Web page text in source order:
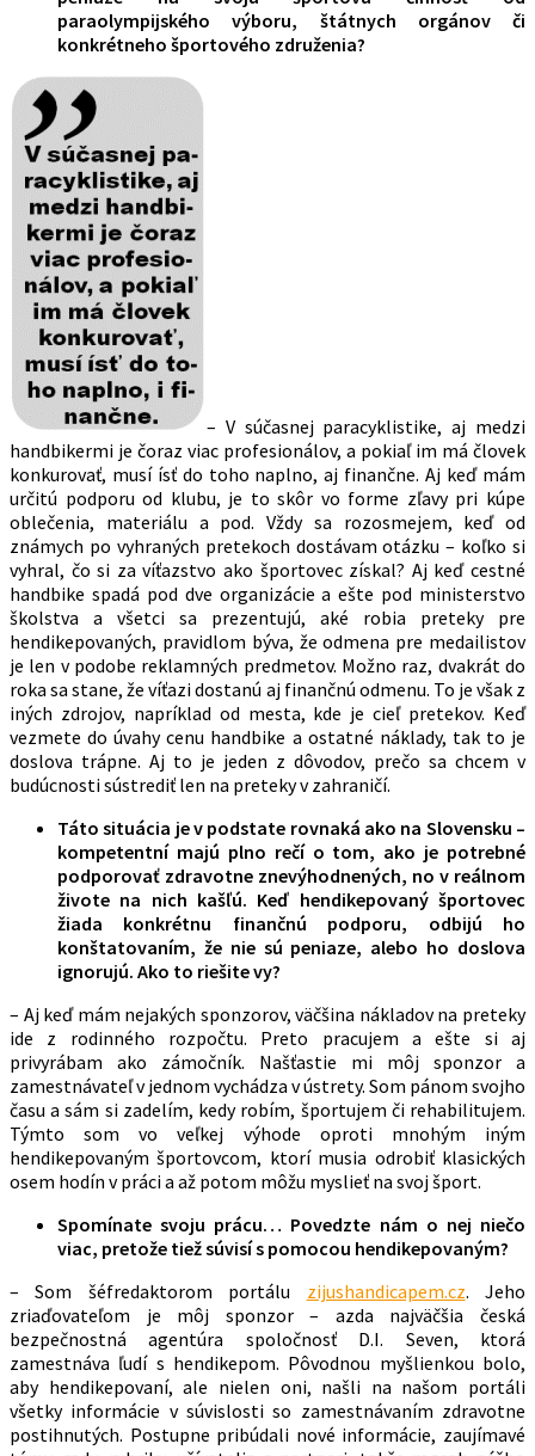
paraolympijského výboru, štátnych orgánov či
konkrétneho športového združenia?
– V súčasnej paracyklistike, aj medzi
handbikermi je čoraz viac profesionálov, a pokiaľ im má človek
konkurovať, musí ísť do toho naplno, aj finančne. Aj keď mám
určitú podporu od klubu, je to skôr vo forme zľavy pri kúpe
oblečenia, materiálu a pod. Vždy sa rozosmejem, keď od
známych po vyhraných pretekoch dostávam otázku – koľko si
vyhral, čo si za víťazstvo ako športovec získal? Aj keď cestné
handbike spadá pod dve organizácie a ešte pod ministerstvo
školstva a všetci sa prezentujú, aké robia preteky pre
hendikepovaných, pravidlom býva, že odmena pre medailistov
je len v podobe reklamných predmetov. Možno raz, dvakrát do
roka sa stane, že víťazi dostanú aj finančnú odmenu. To je však z
iných zdrojov, napríklad od mesta, kde je cieľ pretekov. Keď
vezmete do úvahy cenu handbike a ostatné náklady, tak to je
doslova trápne. Aj to je jeden z dôvodov, prečo sa chcem v
budúcnosti sústrediť len na preteky v zahraničí.
Táto situácia je v podstate rovnaká ako na Slovensku –
kompetentní majú plno rečí o tom, ako je potrebné
podporovať zdravotne znevýhodnených, no v reálnom
živote na nich kašľú. Keď hendikepovaný športovec
žiada konkrétnu finančnú podporu, odbijú ho
konštatovaním, že nie sú peniaze, alebo ho doslova
ignorujú. Ako to riešite vy?
– Aj keď mám nejakých sponzorov, väčšina nákladov na preteky
ide z rodinného rozpočtu. Preto pracujem a ešte si aj
privyrábam ako zámočník. Našťastie mi môj sponzor a
zamestnávateľ v jednom vychádza v ústrety. Som pánom svojho
času a sám si zadelím, kedy robím, športujem či rehabilitujem.
Týmto som vo veľkej výhode oproti mnohým iným
hendikepovaným športovcom, ktorí musia odrobiť klasických
osem hodín v práci a až potom môžu myslieť na svoj šport.
Spomínate svoju prácu… Povedzte nám o nej niečo
viac, pretože tiež súvisí s pomocou hendikepovaným?
– Som šéfredaktorom portálu zijushandicapem.cz. Jeho
zriaďovateľom je môj sponzor – azda najväčšia česká
bezpečnostná agentúra spoločnosť D.I. Seven, ktorá
zamestnáva ľudí s hendikepom. Pôvodnou myšlienkou bolo,
aby hendikepovaní, ale nielen oni, našli na našom portáli
všetky informácie v súvislosti so zamestnávaním zdravotne
postihnutých. Postupne pribúdali nové informácie, zaujímavé